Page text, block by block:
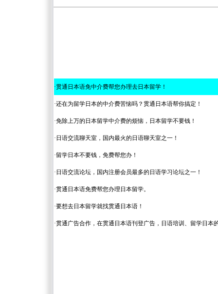
·贯通日本语免中介费帮您办理去日本留学！
·还在为留学日本的中介费苦恼吗？贯通日本语帮你搞定！
·免除上万的日本留学中介费的烦恼，日本留学不要钱！
· 日语交流聊天室，国内最火的日语聊天室之一！
·留学日本不要钱，免费帮您办！
· 日语交流论坛，国内注册会员最多的日语学习论坛之一！
·贯通日本语免费帮您办理日本留学。
·要想去日本留学就找贯通日本语！
·贯通广告合作，在贯通日本语刊登广告，日语培训、留学日本